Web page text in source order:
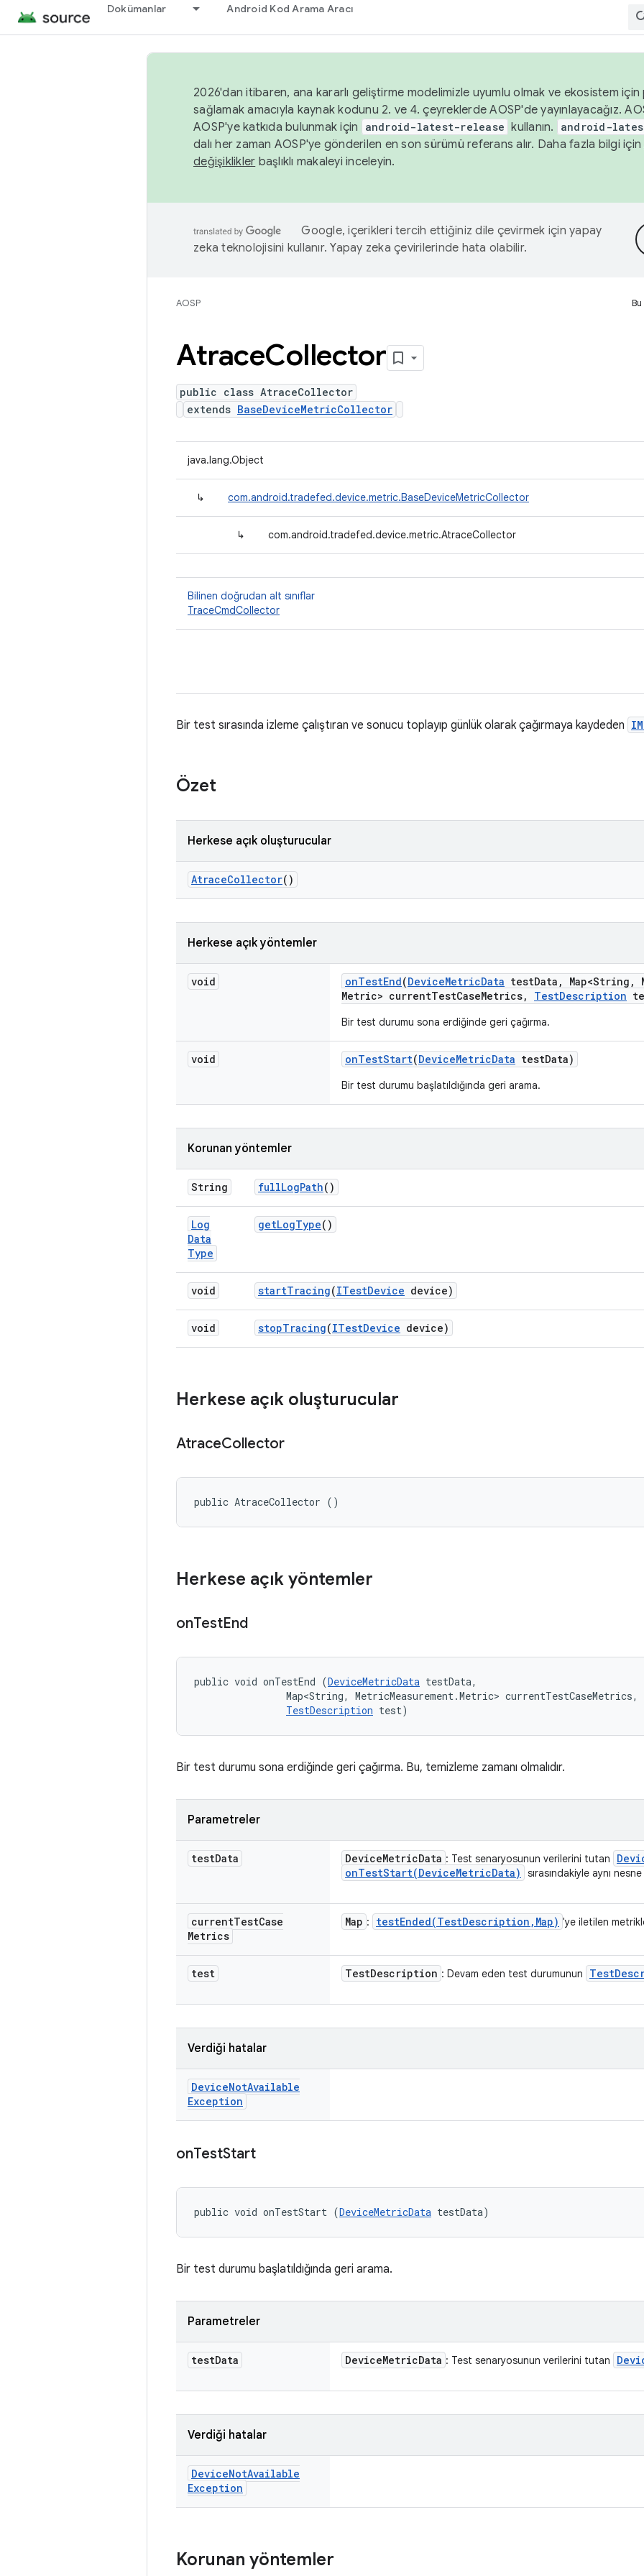
Dokümanlar Android Kod Arama Aracı
2026'dan itibaren, ana kararlı geliştirme modelimizle uyumlu olmak ve ekosistem için
sağlamak amacıyla kaynak kodunu 2. ve 4. çeyreklerde AOSP'de yayınlayacağız.
AOSP'ye katkıda bulunmak için
android-latest-release kullanın. android-
dalı her zaman AOSP'ye gönderilen en son sürümü referans alır. Daha fazla bilgi için
değişiklikler başlıklı makaleyi inceleyin.
Google, içerikleri tercih ettiğiniz dile çevirmek için yapay
zeka teknolojisini kullanır. Yapay zeka çevirilerinde hata olabilir.
AOSP
AtraceCollector
public class AtraceCollector
extends BaseDeviceMetricCollector
java.lang.Object
↳ com.android.tradefed.device.metric.BaseDeviceMetricCollector
↳ com.android.tradefed.device.metric.AtraceCollector
Bilinen doğrudan alt sınıflar
TraceCmdCollector
Bir test sırasında izleme çalıştıran ve sonucu toplayıp günlük olarak çağırmaya kaydeden
Özet
Herkese açık oluşturucular
AtraceCollector()
Herkese açık yöntemler
void onTestEnd(DeviceMetricData testData , Map<String ,
Metric> currentTestCaseMetrics, TestDescription
Bir test durumu sona erdiğinde geri çağırma.
void onTestStart(DeviceMetricData testData)
Bir test durumu başlatıldığında geri arama.
Korunan yöntemler
String fullLogPath()
Log
Data
Type
getLogType()
void startTracing(ITestDevice device)
void stopTracing(ITestDevice device)
Herkese açık oluşturucular
AtraceCollector
public AtraceCollector ()
Herkese açık yöntemler
onTestEnd
public void onTestEnd (DeviceMetricData testData,
                Map<String, MetricMeasurement.Metric> currentTestCaseMetrics,
TestDescription test)
Bir test durumu sona erdiğinde geri çağırma. Bu, temizleme zamanı olmalıdır.
Parametreler
testData DeviceMetricData : Test senaryosunun verilerini tutan
onTestStart(DeviceMetricData) sırasındakiyle aynı
currentTestCase
Metrics
Map : testEnded(TestDescription , Map) 'ye iletilen
test TestDescription : Devam eden test durumunun Test
Verdiği hatalar
DeviceNotAvailable
Exception
onTestStart
public void onTestStart (DeviceMetricData testData)
Bir test durumu başlatıldığında geri arama.
Parametreler
testData DeviceMetricData : Test senaryosunun verilerini tutan
Verdiği hatalar
DeviceNotAvailable
Exception
Korunan yöntemler